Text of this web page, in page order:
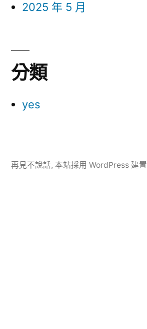
2025 年 5 月
分類
yes
再見不說話, 本站採用 WordPress 建置